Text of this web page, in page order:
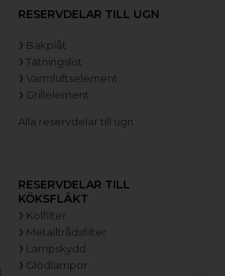
RESERVDELAR TILL UGN
Bakplåt
Tätningslist
Varmluftselement
Grillelement
Alla reservdelar till ugn
RESERVDELAR TILL
KÖKSFLÄKT
Kolfilter
Metalltrådsfilter
Lampskydd
Glödlampor